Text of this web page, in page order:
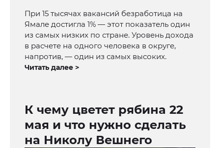
При 15 тысячах вакансий безработица на
Ямале достигла 1% — этот показатель один
из самых низких по стране. Уровень дохода
в расчете на одного человека в округе,
напротив, — один из самых высоких.
Читать далее >
К чему цветет рябина 22
мая и что нужно сделать
на Николу Вешнего